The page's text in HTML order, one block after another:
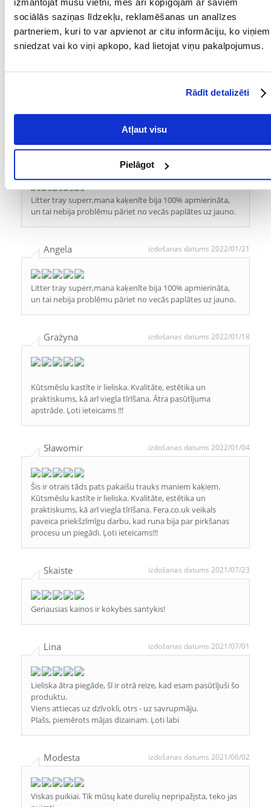
sociālās saziņas līdzekļu, reklamēšanas un analīzes
partneriem, kuri to var apvienot ar citu informāciju, ko viņiem
sniedzat vai ko viņi apkopo, kad lietojat viņu pakalpojumus.
Rādīt detalizēti
Atļaut visu
Pielāgot
1 2 3 4 5
Produkts atbilst aprakstam. Kaķis apmierināts ????
izdošanas datums 2022/01/21
Litter tray superr,mana kaķenīte bija 100% apmierināta,
un tai nebija problēmu pāriet no vecās paplātes uz jauno.
Angela izdošanas datums 2022/01/21
Litter tray superr,mana kaķenīte bija 100% apmierināta,
un tai nebija problēmu pāriet no vecās paplātes uz jauno.
Grażyna izdošanas datums 2022/01/18
Kūtsmēslu kastīte ir lieliska. Kvalitāte, estētika un
praktiskums, kā arī viegla tīrīšana. Ātra pasūtījuma
apstrāde. Ļoti ieteicams !!!
Sławomir izdošanas datums 2022/01/04
Šis ir otrais tāds pats pakaišu trauks maniem kaķiem.
Kūtsmēslu kastīte ir lieliska. Kvalitāte, estētika un
praktiskums, kā arī viegla tīrīšana. Fera.co.uk veikals
paveica priekšzīmīgu darbu, kad runa bija par pirkšanas
procesu un piegādi. Ļoti ieteicams!!!
Skaiste izdošanas datums 2021/07/23
Geriausias kainos ir kokybės santykis!
Lina izdošanas datums 2021/07/01
Lieliska ātra piegāde, šī ir otrā reize, kad esam pasūtījuši šo
produktu.
Viens attiecas uz dzīvokli, otrs - uz savrupmāju.
Plašs, piemērots mājas dizainam. Ļoti labi
Modesta izdošanas datums 2021/06/02
Viskas puikiai. Tik mūsų katė durelių nepripažįsta, teko jas